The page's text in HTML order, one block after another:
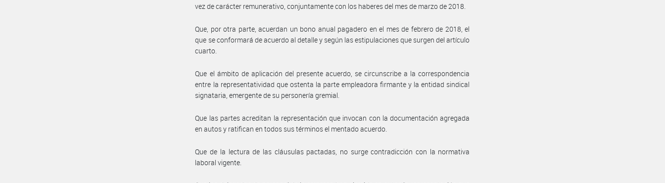
vez de carácter remunerativo, conjuntamente con los haberes del mes de marzo de 2018.
Que, por otra parte, acuerdan un bono anual pagadero en el mes de febrero de 2018, el
que se conformará de acuerdo al detalle y según las estipulaciones que surgen del artículo
cuarto.
Que el ámbito de aplicación del presente acuerdo, se circunscribe a la correspondencia
entre la representatividad que ostenta la parte empleadora firmante y la entidad sindical
signataria, emergente de su personería gremial.
Que las partes acreditan la representación que invocan con la documentación agregada
en autos y ratifican en todos sus términos el mentado acuerdo.
Que de la lectura de las cláusulas pactadas, no surge contradicción con la normativa
laboral vigente.